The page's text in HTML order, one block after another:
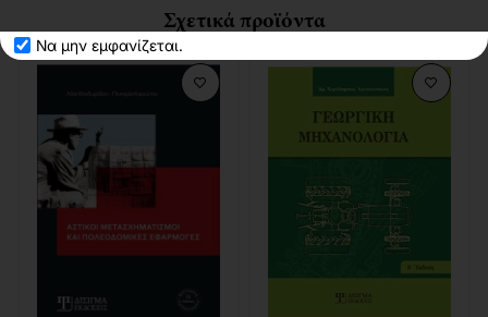
Να μην εμφανίζεται.
Σχετικά προϊόντα